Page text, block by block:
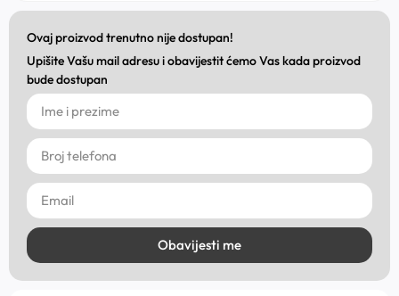
Ovaj proizvod trenutno nije dostupan!
Upišite Vašu mail adresu i obavijestit ćemo Vas kada proizvod
bude dostupan
Obavijesti me